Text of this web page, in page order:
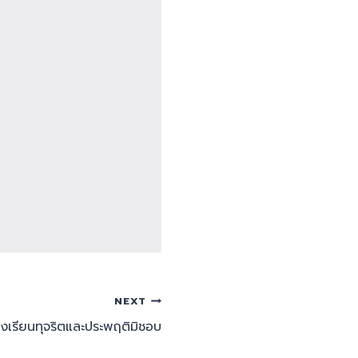
NEXT
เรียนทุจริตและประพฤติมิชอบ